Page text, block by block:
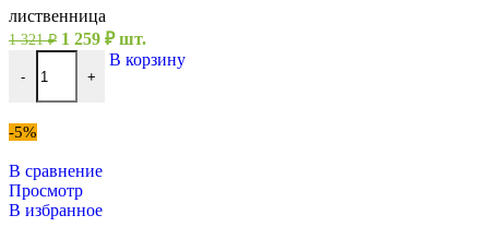
лиственница
1 321₽ Первоначальная
цена
составляла
1 259 ₽Текущая
цена:
шт.
-
Количество товара Вагонка штиль 14х110х4000 сорт Экстра
+
В корзину
-5%
В сравнение
Просмотр
В избранное